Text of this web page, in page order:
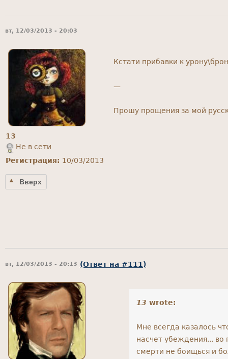
вт, 12/03/2013 - 20:03
13
Не в сети
Регистрация: 10/03/2013
Кстати прибавки к
—
Прошу прощения за мой
Вверх
вт, 12/03/2013 - 20:13 (Ответ на #111)
13 wrote:
Мне всегда казалось
насчет убеждения... во
смерти не боищься и